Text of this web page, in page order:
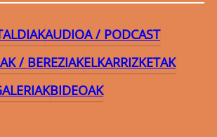
AUDIOA / PODCAST
/ BEREZIAKELKARRIZKETAK
BIDEOAK